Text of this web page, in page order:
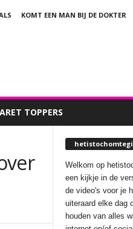
KOMT EEN MAN BIJ DE DOKTER
TOPPERS
Welkom op
een kijkje in de
de video's voor je
uiteraard elke dag
houden van alles